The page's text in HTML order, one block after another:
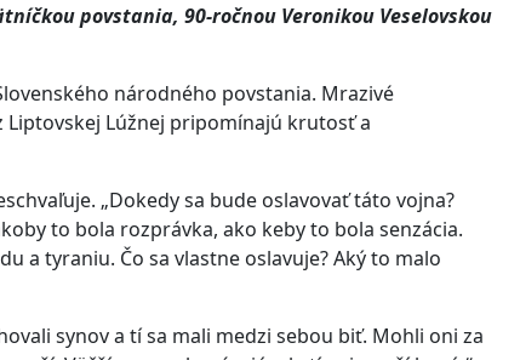
povstania, 90-ročnou Veronikou Veselovskou
národného povstania. Mrazivé
Liptovskej Lúžnej pripomínajú krutosť a
„Dokedy sa bude oslavovať táto vojna?
to bola rozprávka, ako keby to bola senzácia.
a tyraniu. Čo sa vlastne oslavuje? Aký to malo
synov a tí sa mali medzi sebou biť. Mohli oni za